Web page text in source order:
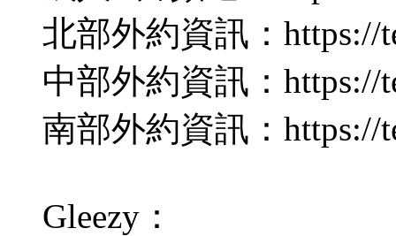
北部外約資訊：https://
中部外約資訊：https://
南部外約資訊：https://
Gleezy：